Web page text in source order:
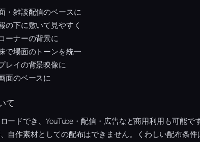
・雑談配信のベースに
の下に敷いて見やすく
ーナーの背景に
で場面のトーンを統一
レイの背景映像に
面のベースに
て
ードでき、YouTube・配信・広告など商用利用も可能で
自作素材としての配布はできません。くわしい配布条件